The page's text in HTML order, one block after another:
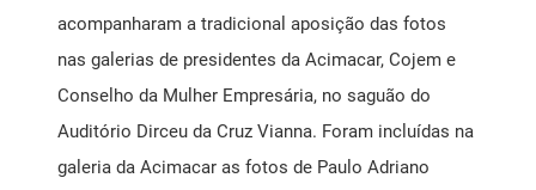
acompanharam a tradicional aposição das fotos
nas galerias de presidentes da Acimacar, Cojem e
Conselho da Mulher Empresária, no saguão do
Auditório Dirceu da Cruz Vianna. Foram incluídas na
galeria da Acimacar as fotos de Paulo Adriano